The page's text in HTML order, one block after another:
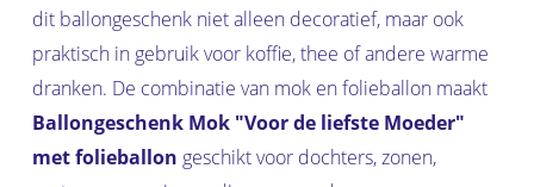
dit ballongeschenk niet alleen decoratief, maar ook
praktisch in gebruik voor koffie, thee of andere warme
dranken. De combinatie van mok en folieballon maakt
Ballongeschenk Mok "Voor de liefste Moeder"
met folieballon geschikt voor dochters, zonen,